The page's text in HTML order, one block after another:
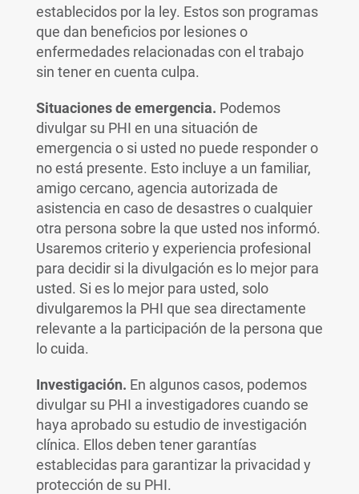
establecidos por la ley. Estos son programas
que dan beneficios por lesiones o
enfermedades relacionadas con el trabajo
sin tener en cuenta culpa.
Situaciones de emergencia. Podemos
divulgar su PHI en una situación de
emergencia o si usted no puede responder o
no está presente. Esto incluye a un familiar,
amigo cercano, agencia autorizada de
asistencia en caso de desastres o cualquier
otra persona sobre la que usted nos informó.
Usaremos criterio y experiencia profesional
para decidir si la divulgación es lo mejor para
usted. Si es lo mejor para usted, solo
divulgaremos la PHI que sea directamente
relevante a la participación de la persona que
lo cuida.
Investigación. En algunos casos, podemos
divulgar su PHI a investigadores cuando se
haya aprobado su estudio de investigación
clínica. Ellos deben tener garantías
establecidas para garantizar la privacidad y
protección de su PHI.